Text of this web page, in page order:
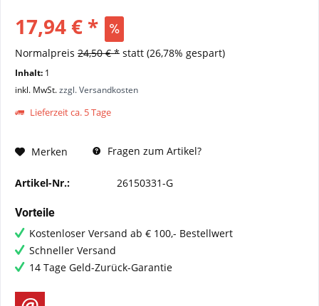
17,94 € *
Normalpreis 24,50 € * statt (26,78% gespart)
Inhalt: 1
inkl. MwSt.zzgl. Versandkosten
Lieferzeit ca. 5 Tage
Merken Fragen zum Artikel?
Artikel-Nr.: 26150331-G
Vorteile
Kostenloser Versand ab € 100,- Bestellwert
Schneller Versand
14 Tage Geld-Zurück-Garantie